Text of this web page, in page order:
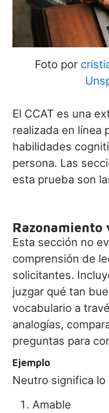
Foto por
El CCAT es una
realizada en línea
habilidades
persona. Las
esta prueba son
Razonamiento
Esta sección no
comprensión de
solicitantes.
juzgar qué tan
vocabulario a
analogías,
preguntas para
Ejemplo
Neutro significa lo
Amable